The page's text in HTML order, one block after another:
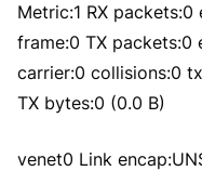
Metric:1 RX
frame:0 TX packets:0
carrier:0 collisions:0
TX bytes:0 (0.0 B)
venet0 Link